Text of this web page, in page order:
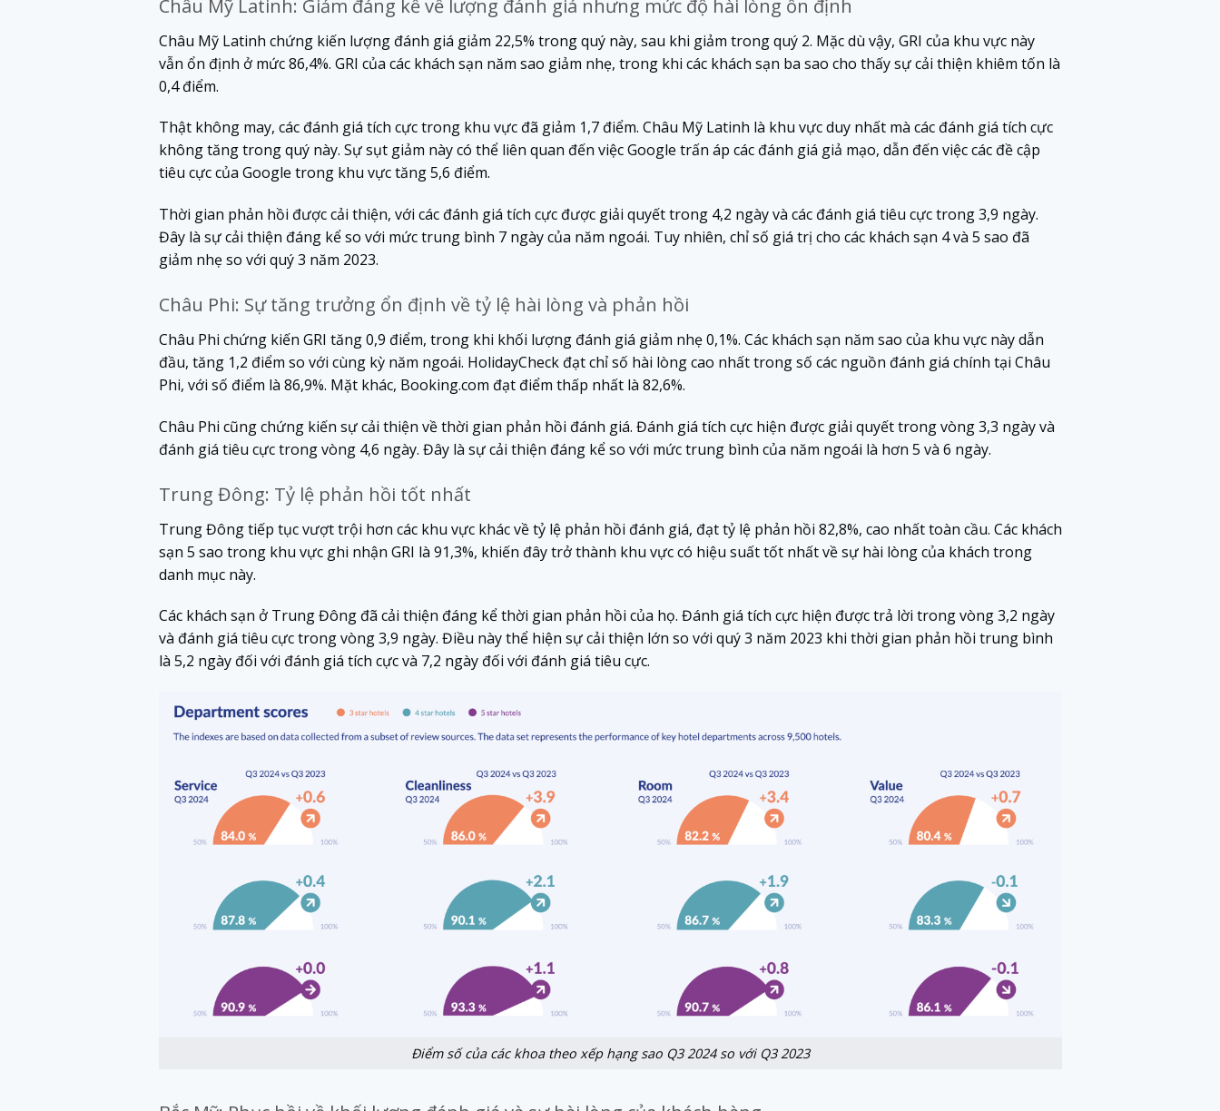
Châu Mỹ Latinh: Giảm đáng kể về lượng đánh giá nhưng mức độ hài lòng ổn định
Châu Mỹ Latinh chứng kiến ​​lượng đánh giá giảm 22,5% trong quý này, sau khi giảm trong quý 2. Mặc dù vậy, GRI của khu vực này
vẫn ổn định ở mức 86,4%. GRI của các khách sạn năm sao giảm nhẹ, trong khi các khách sạn ba sao cho thấy sự cải thiện khiêm tốn là
0,4 điểm.
Thật không may, các đánh giá tích cực trong khu vực đã giảm 1,7 điểm. Châu Mỹ Latinh là khu vực duy nhất mà các đánh giá tích cực
không tăng trong quý này. Sự sụt giảm này có thể liên quan đến việc Google trấn áp các đánh giá giả mạo, dẫn đến việc các đề cập
tiêu cực của Google trong khu vực tăng 5,6 điểm.
Thời gian phản hồi được cải thiện, với các đánh giá tích cực được giải quyết trong 4,2 ngày và các đánh giá tiêu cực trong 3,9 ngày.
Đây là sự cải thiện đáng kể so với mức trung bình 7 ngày của năm ngoái. Tuy nhiên, chỉ số giá trị cho các khách sạn 4 và 5 sao đã
giảm nhẹ so với quý 3 năm 2023.
Châu Phi: Sự tăng trưởng ổn định về tỷ lệ hài lòng và phản hồi
Châu Phi chứng kiến ​​GRI tăng 0,9 điểm, trong khi khối lượng đánh giá giảm nhẹ 0,1%. Các khách sạn năm sao của khu vực này dẫn
đầu, tăng 1,2 điểm so với cùng kỳ năm ngoái. HolidayCheck đạt chỉ số hài lòng cao nhất trong số các nguồn đánh giá chính tại Châu
Phi, với số điểm là 86,9%. Mặt khác, Booking.com đạt điểm thấp nhất là 82,6%.
Châu Phi cũng chứng kiến ​​sự cải thiện về thời gian phản hồi đánh giá. Đánh giá tích cực hiện được giải quyết trong vòng 3,3 ngày và
đánh giá tiêu cực trong vòng 4,6 ngày. Đây là sự cải thiện đáng kể so với mức trung bình của năm ngoái là hơn 5 và 6 ngày.
Trung Đông: Tỷ lệ phản hồi tốt nhất
Trung Đông tiếp tục vượt trội hơn các khu vực khác về tỷ lệ phản hồi đánh giá, đạt tỷ lệ phản hồi 82,8%, cao nhất toàn cầu. Các khách
sạn 5 sao trong khu vực ghi nhận GRI là 91,3%, khiến đây trở thành khu vực có hiệu suất tốt nhất về sự hài lòng của khách trong
danh mục này.
Các khách sạn ở Trung Đông đã cải thiện đáng kể thời gian phản hồi của họ. Đánh giá tích cực hiện được trả lời trong vòng 3,2 ngày
và đánh giá tiêu cực trong vòng 3,9 ngày. Điều này thể hiện sự cải thiện lớn so với quý 3 năm 2023 khi thời gian phản hồi trung bình
là 5,2 ngày đối với đánh giá tích cực và 7,2 ngày đối với đánh giá tiêu cực.
Điểm số của các khoa theo xếp hạng sao Q3 2024 so với Q3 2023